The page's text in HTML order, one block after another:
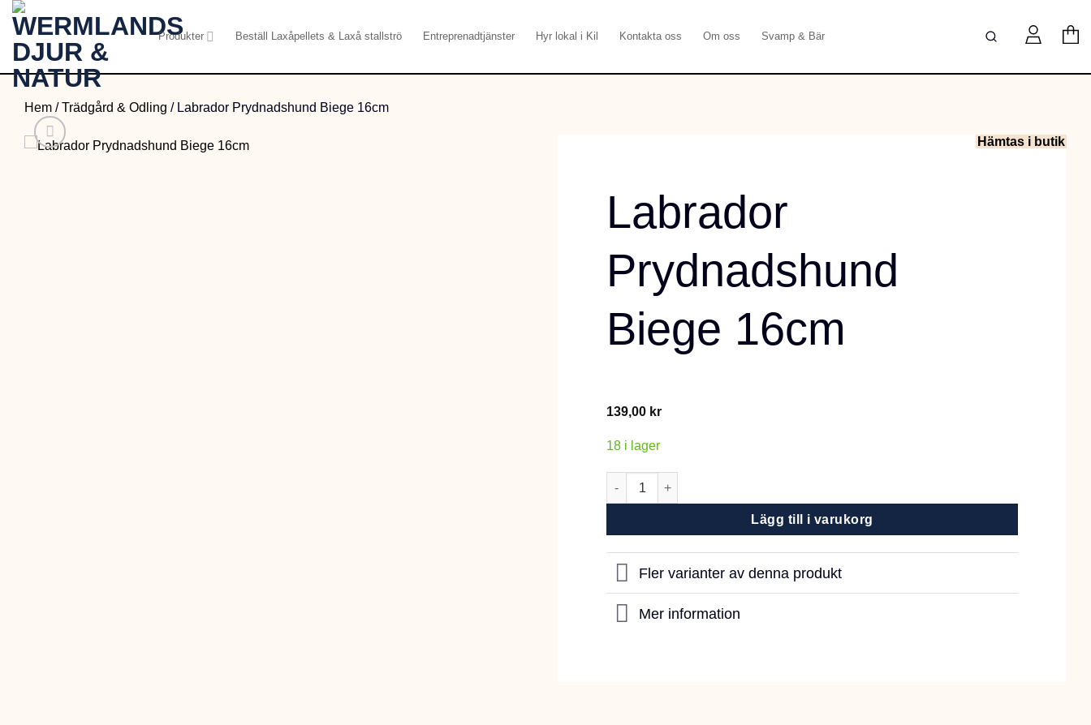
Skip
content
Produkter Beställ Laxåpellets & Laxå stallströ Entreprenadtjänster Hyr lokal i Kil Kontakta oss Om oss Svamp & Bär
Hem /Trädgård & Odling / Labrador Prydnadshund Biege 16cm
Hämtas i butik
Labrador
Prydnadshund
Biege 16cm
139,00 kr
18 i lager
Labrador Prydnadshund Biege 16cm mängd
Lägg till i varukorg
Fler varianter av denna produkt
Mer information